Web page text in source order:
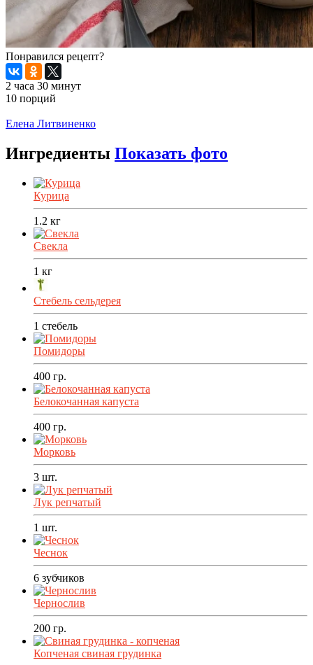
Понравился рецепт?
2 часа 30 минут
10 порций
Елена Литвиненко
Ингредиенты Показать фото
Курица
1.2 кг
Свекла
1 кг
Стебель сельдерея
1 стебель
Помидоры
400 гр.
Белокочанная капуста
400 гр.
Морковь
3 шт.
Лук репчатый
1 шт.
Чеснок
6 зубчиков
Чернослив
200 гр.
Копченая свиная грудинка